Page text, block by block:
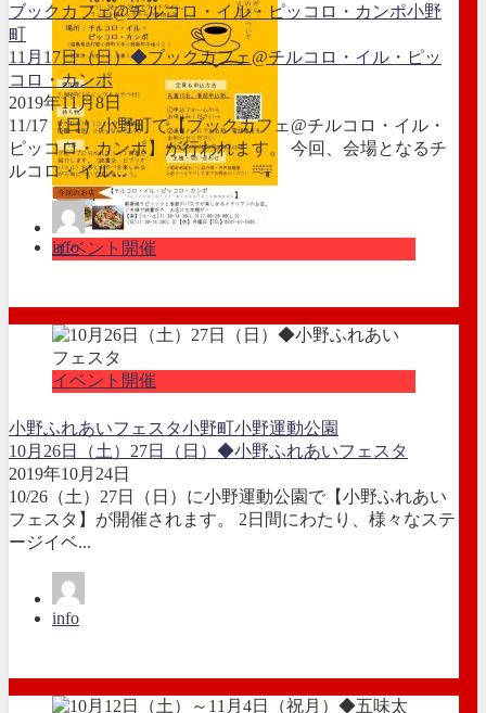
イベント開催
ブックカフェ@チルコロ・イル・ピッコロ・カンポ小野
町
11月17日（日）◆ブックカフェ@チルコロ・イル・ピッ
コロ・カンポ
2019年11月8日
11/17（日）小野町で【ブックカフェ@チルコロ・イル・
ピッコロ・カンポ】が行われます。 今回、会場となるチ
ルコロ・イル...
info
イベント開催
小野ふれあいフェスタ小野町小野運動公園
10月26日（土）27日（日）◆小野ふれあいフェスタ
2019年10月24日
10/26（土）27日（日）に小野運動公園で【小野ふれあい
フェスタ】が開催されます。 2日間にわたり、様々なステ
ージイベ...
info